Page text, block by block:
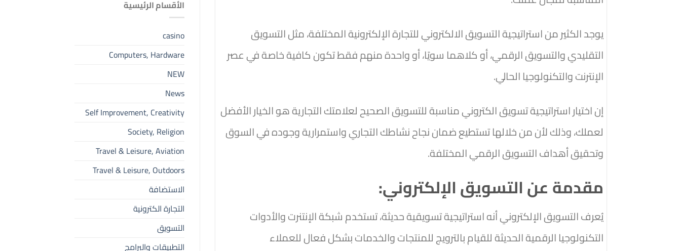
يوجد الكثير من استراتيجية التسويق الالكتروني للتجارة الإلكترونية المختلفة، مثل التسويق
التقليدي والتسويق الرقمي، أو كلاهما سويًا، أو واحدة منهم فقط تكون كافية خاصة في عصر
الإنترنت والتكنولوجيا الحالي.
إن اختيار استراتيجية تسويق الكتروني مناسبة للتسويق الصحيح لعلامتك التجارية هو الخيار الأفضل
لعملك، وذلك لأن من خلالها تستطيع ضمان نجاح نشاطك التجاري واستمرارية وجوده في السوق
وتحقيق أهداف التسويق الرقمي المختلفة.
مقدمة عن التسويق الإلكتروني:
يُعرف التسويق الإلكتروني أنه استراتيجية تسويقية حديثة، تستخدم شبكة الإنتنرت والأدوات
التكنولوجيا الرقمية الحديثة للقيام بالترويج للمنتجات والخدمات بشكل فعال للعملاء
الأقسام الرئيسية
casino
Computers, Hardware
NEW
News
Self Improvement, Creativity
Society, Religion
Travel & Leisure, Aviation
Travel & Leisure, Outdoors
الاستضافة
التجارة الكترونية
التسويق
التطبيقات والبرامج